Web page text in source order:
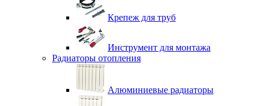
Крепеж для труб
Инструмент для монтажа
Радиаторы отопления
Алюминиевые радиаторы